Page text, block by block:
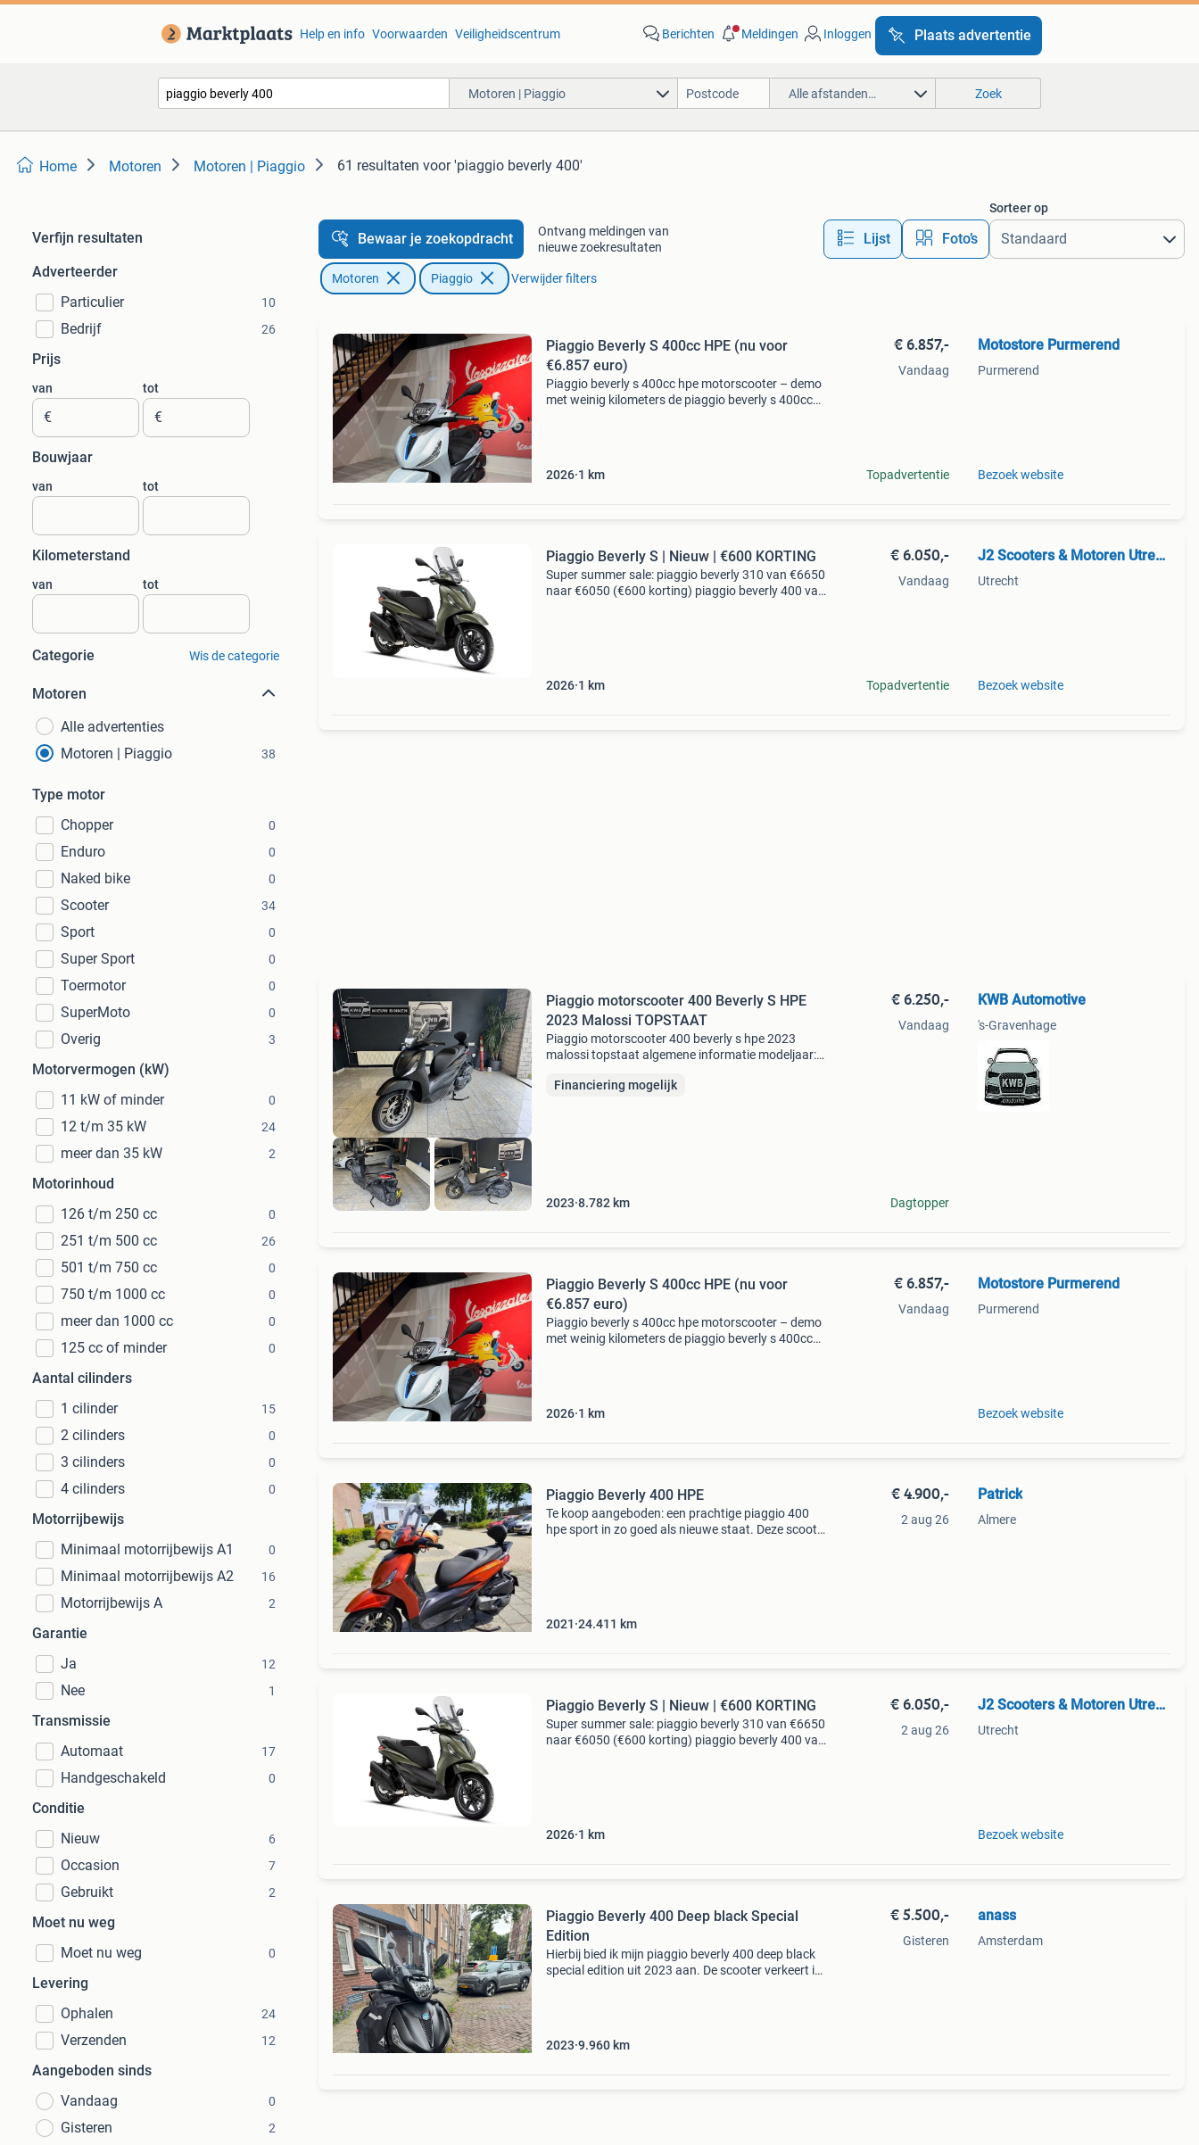
Help en info Voorwaarden Veiligheidscentrum Berichten Meldingen Inloggen Plaats advertentie
Motoren | Piaggio Alle afstanden… Zoek
Home Motoren Motoren | Piaggio 61 resultaten voor 'piaggio beverly 400'
Verfijn resultaten
Adverteerder
Particulier
10
Bedrijf 26
Prijs
van
€
tot
€
Bouwjaar
van tot
Kilometerstand
van tot
Categorie Wis de categorie
Motoren
Alle advertenties
Motoren | Piaggio
38
Type motor
Chopper
0
Enduro 0
Naked bike 0
Scooter 34
Sport 0
Super Sport 0
Toermotor 0
SuperMoto 0
Overig 3
Motorvermogen (kW)
11 kW of minder
0
12 t/m 35 kW 24
meer dan 35 kW 2
Motorinhoud
126 t/m 250 cc
0
251 t/m 500 cc 26
501 t/m 750 cc 0
750 t/m 1000 cc 0
meer dan 1000 cc 0
125 cc of minder 0
Aantal cilinders
1 cilinder
15
2 cilinders 0
3 cilinders 0
4 cilinders 0
Motorrijbewijs
Minimaal motorrijbewijs A1
0
Minimaal motorrijbewijs A2 16
Motorrijbewijs A 2
Garantie
Ja
12
Nee 1
Transmissie
Automaat
17
Handgeschakeld 0
Conditie
Nieuw
6
Occasion 7
Gebruikt 2
Moet nu weg
Moet nu weg
0
Levering
Ophalen
24
Verzenden 12
Aangeboden sinds
Vandaag
0
Gisteren 2
Bewaar je zoekopdracht
Ontvang meldingen van
nieuwe zoekresultaten
Lijst Foto’s
Sorteer op
Motoren Piaggio Verwijder filters
Piaggio Beverly S 400cc HPE (nu voor
€6.857 euro)
Piaggio beverly s 400cc hpe motorscooter – demo
met weinig kilometers de piaggio beverly s 400cc
2026 1 km
€ 6.857,-
Vandaag
Topadvertentie
Motostore Purmerend
Purmerend
Bezoek website
Piaggio Beverly S | Nieuw | €600 KORTING
Super summer sale: piaggio beverly 310 van €6650
naar €6050 (€600 korting) piaggio beverly 400 van
2026 1 km
€ 6.050,-
Vandaag
Topadvertentie
J2 Scooters & Motoren Utrecht
Utrecht
Bezoek website
Piaggio motorscooter 400 Beverly S HPE
2023 Malossi TOPSTAAT
Piaggio motorscooter 400 beverly s hpe 2023
malossi topstaat algemene informatie modeljaar:
kenteken: 81-ms-vx technische informatie
Financiering mogelijk
2023 8.782 km
€ 6.250,-
Vandaag
Dagtopper
KWB Automotive
's-Gravenhage
Piaggio Beverly S 400cc HPE (nu voor
€6.857 euro)
Piaggio beverly s 400cc hpe motorscooter – demo
met weinig kilometers de piaggio beverly s 400cc
2026 1 km
€ 6.857,-
Vandaag
Motostore Purmerend
Purmerend
Bezoek website
Piaggio Beverly 400 HPE
Te koop aangeboden: een prachtige piaggio 400
hpe sport in zo goed als nieuwe staat. Deze scooter
2021 24.411 km
€ 4.900,-
2 aug 26
Patrick
Almere
Piaggio Beverly S | Nieuw | €600 KORTING
Super summer sale: piaggio beverly 310 van €6650
naar €6050 (€600 korting) piaggio beverly 400 van
2026 1 km
€ 6.050,-
2 aug 26
J2 Scooters & Motoren Utrecht
Utrecht
Bezoek website
Piaggio Beverly 400 Deep black Special
Edition
Hierbij bied ik mijn piaggio beverly 400 deep black
special edition uit 2023 aan. De scooter verkeert in
2023 9.960 km
€ 5.500,-
Gisteren
anass
Amsterdam